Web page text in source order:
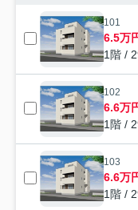
101
6.5万
1階 /
102
6.6万
1階 /
103
6.6万
1階 /